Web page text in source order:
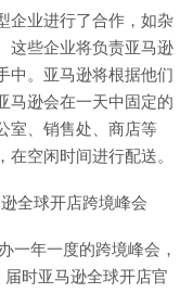
企业进行了合作，如杂
这些企业将负责亚马逊
中。亚马逊将根据他们
马逊会在一天中固定的
室、销售处、商店等
空闲时间进行配送。
全球开店跨境峰会
一年一度的跨境峰会，
届时亚马逊全球开店官